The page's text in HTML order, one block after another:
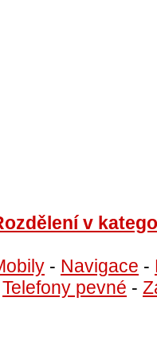
v
- Navigace -
Telefony pevné -